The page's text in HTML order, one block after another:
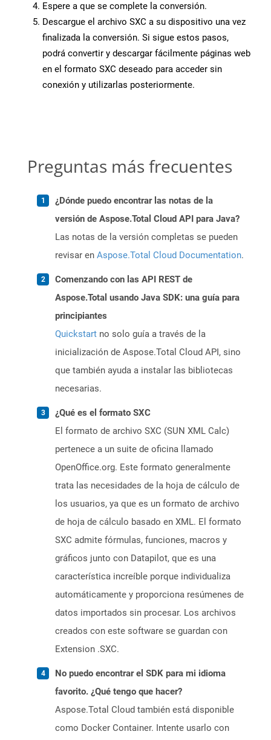
Espere a que se complete la conversión.
Descargue el archivo SXC a su dispositivo una vez
finalizada la conversión. Si sigue estos pasos,
podrá convertir y descargar fácilmente páginas web
en el formato SXC deseado para acceder sin
conexión y utilizarlas posteriormente.
Preguntas más frecuentes
¿Dónde puedo encontrar las notas de la
versión de Aspose.Total Cloud API para Java?
Las notas de la versión completas se pueden
revisar en Aspose.Total Cloud Documentation.
Comenzando con las API REST de
Aspose.Total usando Java SDK: una guía para
principiantes
Quickstart no solo guía a través de la
inicialización de Aspose.Total Cloud API, sino
que también ayuda a instalar las bibliotecas
necesarias.
¿Qué es el formato SXC
El formato de archivo SXC (SUN XML Calc)
pertenece a un suite de oficina llamado
OpenOffice.org. Este formato generalmente
trata las necesidades de la hoja de cálculo de
los usuarios, ya que es un formato de archivo
de hoja de cálculo basado en XML. El formato
SXC admite fórmulas, funciones, macros y
gráficos junto con Datapilot, que es una
característica increíble porque individualiza
automáticamente y proporciona resúmenes de
datos importados sin procesar. Los archivos
creados con este software se guardan con
Extension .SXC.
No puedo encontrar el SDK para mi idioma
favorito. ¿Qué tengo que hacer?
Aspose.Total Cloud también está disponible
como Docker Container. Intente usarlo con